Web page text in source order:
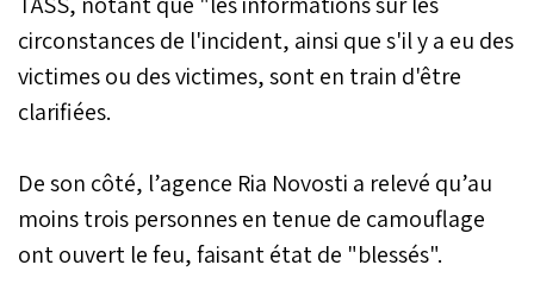
circonstances de l'incident, ainsi que s'il y a eu des
victimes ou des victimes, sont en train d'être
clarifiées.
De son côté, l’agence Ria Novosti a relevé qu’au
moins trois personnes en tenue de camouflage
ont ouvert le feu, faisant état de "blessés".